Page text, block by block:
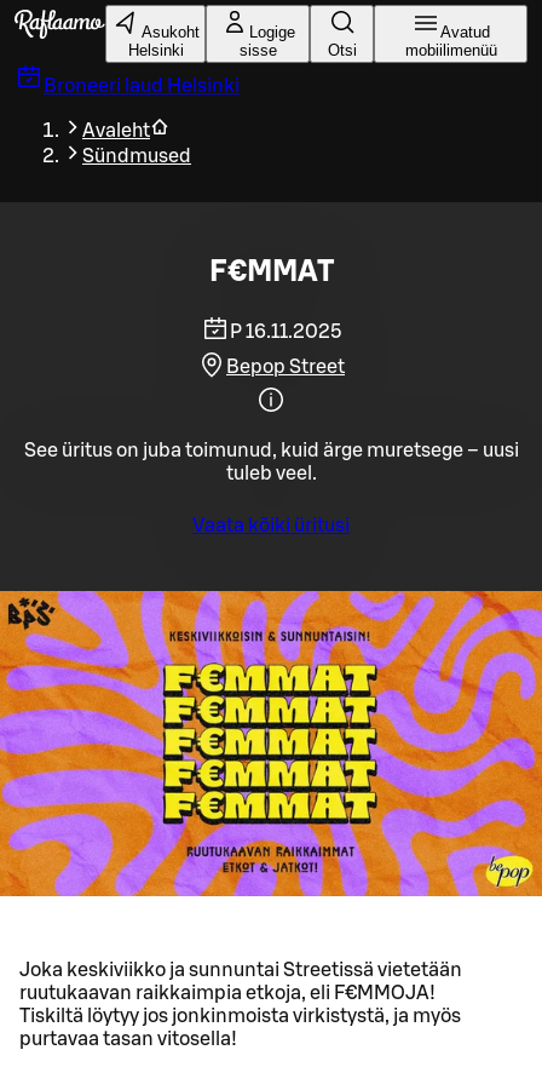
Liigu peamise sisu juurde
Asukoht
Helsinki
Logige
sisse
Otsi
Avatud
mobiilimenüü
Broneeri laud Helsinki
Avaleht
Sündmused
F€MMAT
P 16.11.2025
Bepop Street
See üritus on juba toimunud, kuid ärge muretsege – uusi
tuleb veel.
Vaata kõiki üritusi
Joka keskiviikko ja sunnuntai Streetissä vietetään
ruutukaavan raikkaimpia etkoja, eli F€MMOJA!
Tiskiltä löytyy jos jonkinmoista virkistystä, ja myös
purtavaa tasan vitosella!